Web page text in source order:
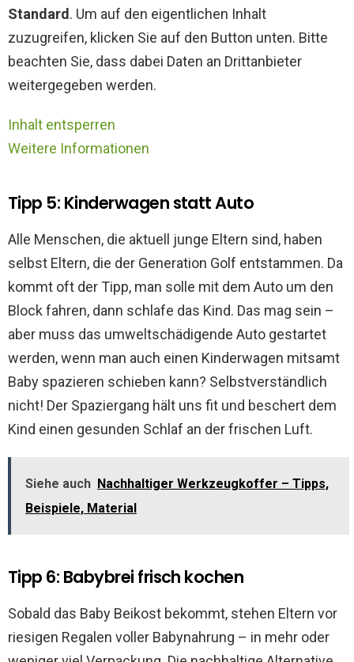
Standard. Um auf den eigentlichen Inhalt
zuzugreifen, klicken Sie auf den Button unten. Bitte
beachten Sie, dass dabei Daten an Drittanbieter
weitergegeben werden.
Inhalt entsperren
Weitere Informationen
Tipp 5: Kinderwagen statt Auto
Alle Menschen, die aktuell junge Eltern sind, haben
selbst Eltern, die der Generation Golf entstammen. Da
kommt oft der Tipp, man solle mit dem Auto um den
Block fahren, dann schlafe das Kind. Das mag sein –
aber muss das umweltschädigende Auto gestartet
werden, wenn man auch einen Kinderwagen mitsamt
Baby spazieren schieben kann? Selbstverständlich
nicht! Der Spaziergang hält uns fit und beschert dem
Kind einen gesunden Schlaf an der frischen Luft.
Siehe auch Nachhaltiger Werkzeugkoffer – Tipps,
Beispiele, Material
Tipp 6: Babybrei frisch kochen
Sobald das Baby Beikost bekommt, stehen Eltern vor
riesigen Regalen voller Babynahrung – in mehr oder